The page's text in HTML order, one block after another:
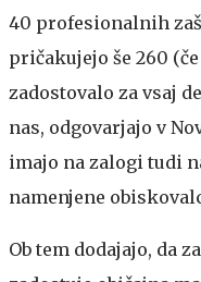
40 profesionalnih
pričakujejo še 260
zadostovalo za vsaj
nas, odgovarjajo v
imajo na zalogi tudi
namenjene
Ob tem dodajajo, da